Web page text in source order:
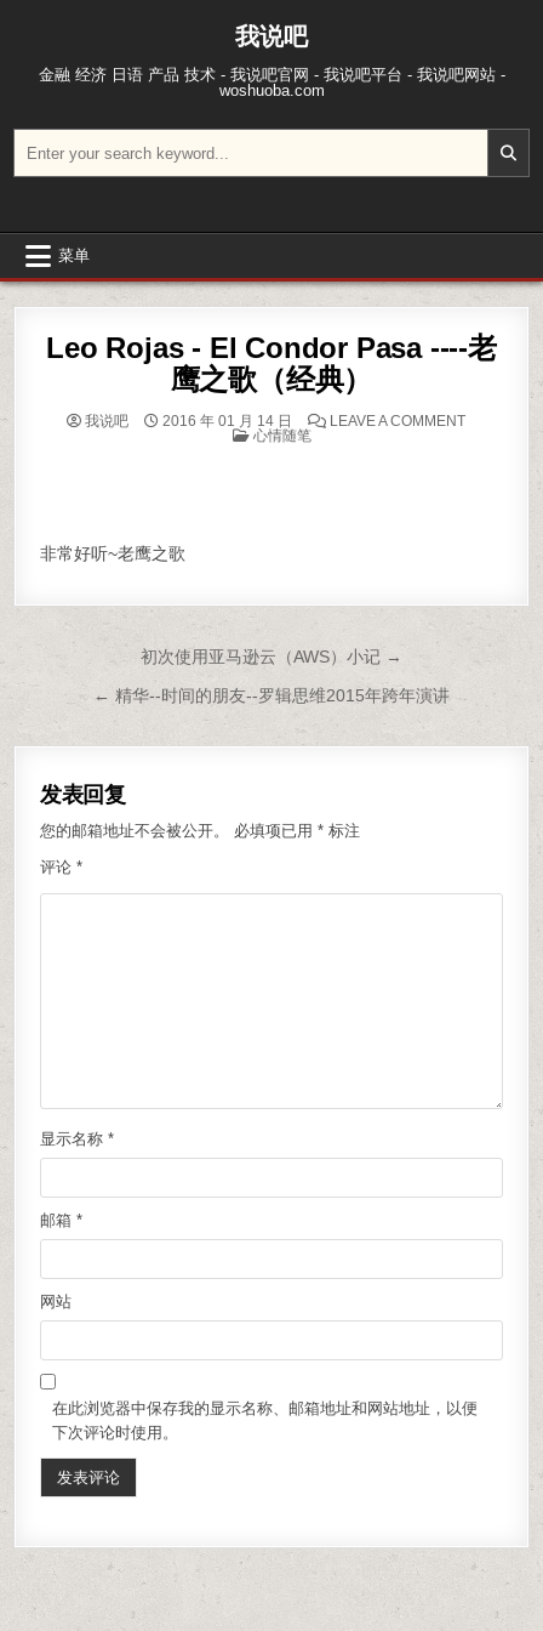
我说吧
金融 经济 日语 产品 技术 - 我说吧官网 - 我说吧平台 - 我说吧网站 -
woshuoba.com
菜单
Leo Rojas - El Condor Pasa ----老
鹰之歌（经典）
我说吧 2016 年 01 月 14 日 LEAVE A COMMENTON LEO
POSTED IN
心情随笔
非常好听~老鹰之歌
文章导航初次使用亚马逊云（AWS）小记 →
← 精华--时间的朋友--罗辑思维2015年跨年演讲
发表回复
您的邮箱地址不会被公开。 必填项已用* 标注
评论*
显示名称*
邮箱*
网站
在此浏览器中保存我的显示名称、邮箱地址和网站地址，以便
下次评论时使用。